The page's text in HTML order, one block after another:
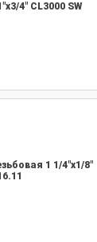
4" CL3000 SW
1 1/4"х1/8"